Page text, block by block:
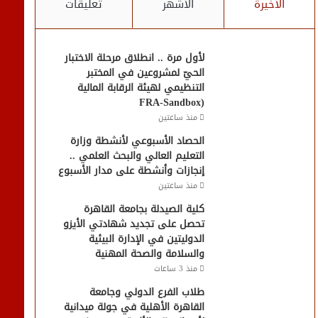
الأخيرة الأشهر تعليقات
لأول مرة .. انطلاق مرحلة الاختبار
الحيّ لمشروعين في المختبر
التنظيمي لهيئة الرقابة المالية
(FRA-Sandbox
منذ ساعتين
الحصاد الأسبوعي لأنشطة وزارة
التعليم العالي والبحث العلمي ..
إنجازات وأنشطة على مدار الأسبوع
منذ ساعتين
كلية الصيدلة بجامعة القاهرة
تحصل على تجديد شهادتي الأيزو
الدوليتين في الإدارة البيئية
والسلامة والصحة المهنية
منذ 3 ساعات
طلاب الفرع الدولي وجامعة
القاهرة الأهلية في جولة ميدانية